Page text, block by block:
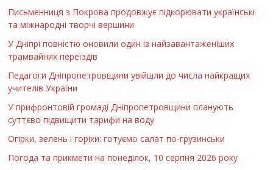
Письменниця з Покрова продовжує підкорювати українські
та міжнародні творчі вершини
У Дніпрі повністю оновили один із найзавантаженіших
трамвайних переїздів
Педагоги Дніпропетровщини увійшли до числа найкращих
учителів України
У прифронтовій громаді Дніпропетровщини планують
суттєво підвищити тарифи на воду
Огірки, зелень і горіхи: готуємо салат по-грузинськи
Погода та прикмети на понеділок, 10 серпня 2026 року